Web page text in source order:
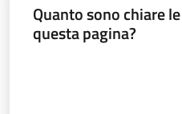
Opportunità
Quanto sono chiare
questa pagina?